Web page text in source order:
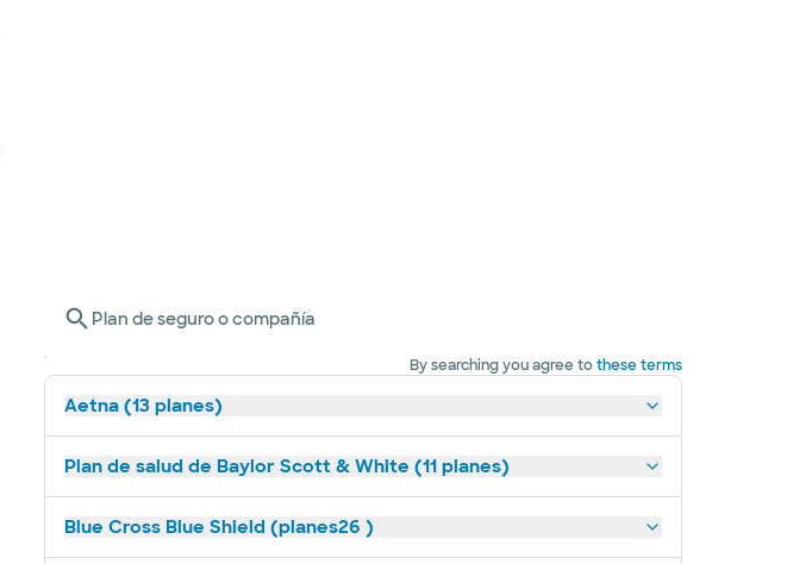
Plan de seguro o compañía
By searching you agree tothese terms
Aetna (13 planes)
Plan de salud de Baylor Scott & White (11 planes)
Blue Cross Blue Shield (planes26 )